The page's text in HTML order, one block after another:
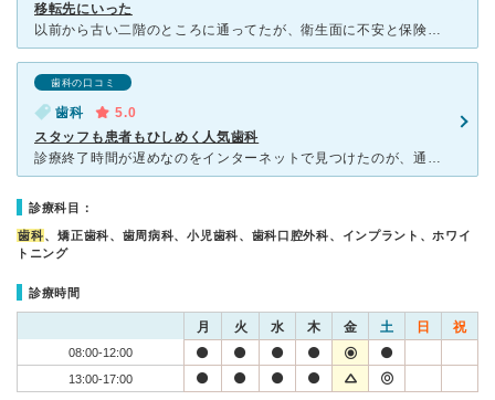
移転先にいった
以前から古い二階のところに通ってたが、衛生面に不安と保険の治療のやつは大事にされない感じの態度に不満あり通院をやめました。移転して、きれいになったみたいなハガキがきて、詰めものがのいたので、試しにいっ
歯科の口コミ
歯科
5.0
スタッフも患者もひしめく人気歯科
診療終了時間が遅めなのをインターネットで見つけたのが、通院のきっかけでした。 初回はキャラメルを食べたときに歯がボロっと欠けたのであわてて電話をかけたのですが、急患でもなんとか対応してもらいまし
診療科目：
歯科、矯正歯科、歯周病科、小児歯科、歯科口腔外科、インプラント、ホワイ
トニング
診療時間
月 火 水 木 金 土 日 祝
08:00-12:00
13:00-17:00